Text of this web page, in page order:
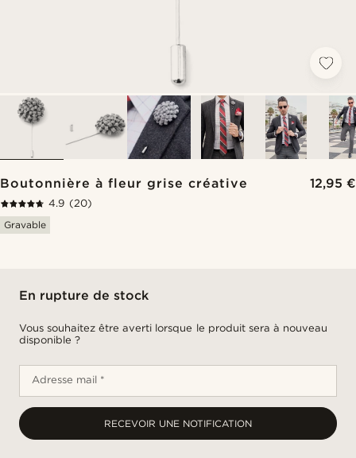
Boutonnière à fleur grise créative 12,95 €
4.9 (20)
Gravable
En rupture de stock
Vous souhaitez être averti lorsque le produit sera à nouveau
disponible ?
Adresse mail *
RECEVOIR UNE NOTIFICATION